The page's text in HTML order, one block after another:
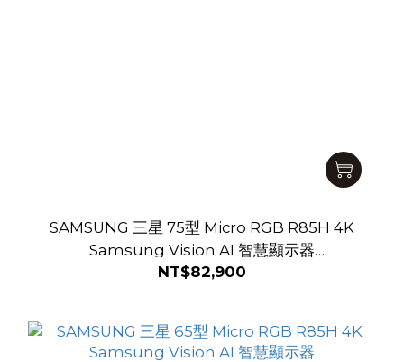
SAMSUNG 三星 75型 Micro RGB R85H 4K
Samsung Vision AI 智慧顯示器
MRA75R85HAXXZW【送基本安裝】
NT$82,900